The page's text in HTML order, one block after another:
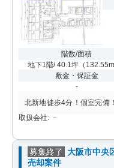
階数/面積
地下1階/ 40.1坪 （ 132.55m
敷金・保証金
-
北新地徒歩4分！個室完備
取扱会社: －
募集終了
大阪市中央
売却案件